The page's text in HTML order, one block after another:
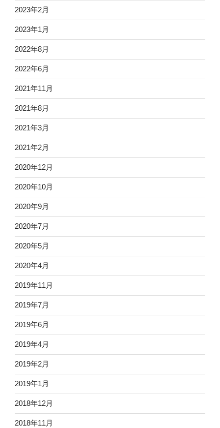
2023年2月
2023年1月
2022年8月
2022年6月
2021年11月
2021年8月
2021年3月
2021年2月
2020年12月
2020年10月
2020年9月
2020年7月
2020年5月
2020年4月
2019年11月
2019年7月
2019年6月
2019年4月
2019年2月
2019年1月
2018年12月
2018年11月